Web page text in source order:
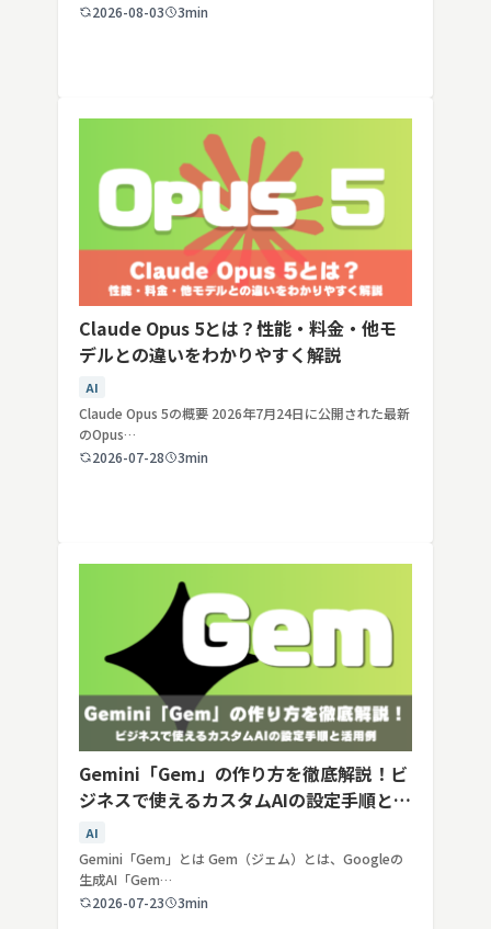
2026-08-03
3min
Claude Opus 5とは？性能・料金・他モ
デルとの違いをわかりやすく解説
AI
Claude Opus 5の概要 2026年7月24日に公開された最新
のOpus…
2026-07-28
3min
Gemini「Gem」の作り方を徹底解説！ビ
ジネスで使えるカスタムAIの設定手順と活
用例
AI
Gemini「Gem」とは Gem（ジェム）とは、Googleの
生成AI「Gem…
2026-07-23
3min